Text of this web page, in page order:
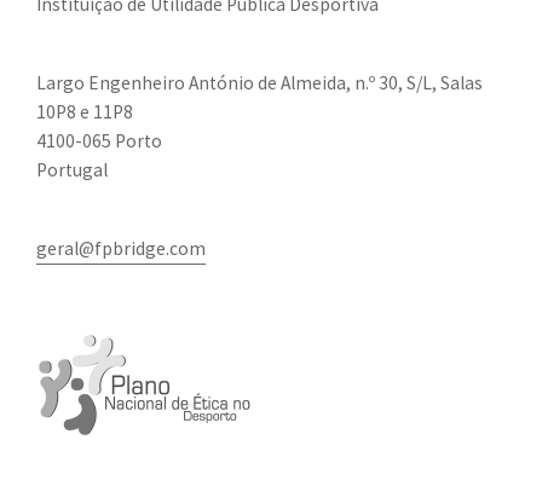
Largo Engenheiro António de Almeida, n.º 30, S/L, Salas
10P8 e 11P8
4100-065 Porto
Portugal
geral@fpbridge.com